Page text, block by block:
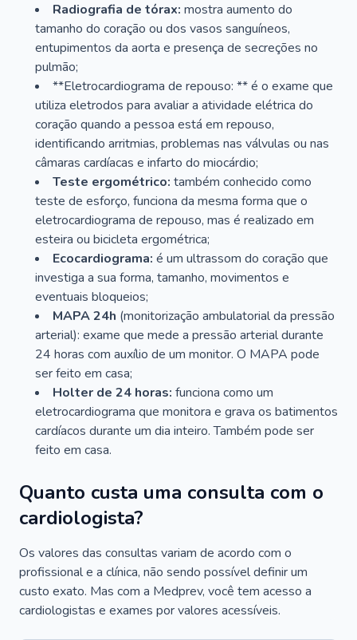
Radiografia de tórax: mostra aumento do
tamanho do coração ou dos vasos sanguíneos,
entupimentos da aorta e presença de secreções no
pulmão;
**Eletrocardiograma de repouso: ** é o exame que
utiliza eletrodos para avaliar a atividade elétrica do
coração quando a pessoa está em repouso,
identificando arritmias, problemas nas válvulas ou nas
câmaras cardíacas e infarto do miocárdio;
Teste ergométrico: também conhecido como
teste de esforço, funciona da mesma forma que o
eletrocardiograma de repouso, mas é realizado em
esteira ou bicicleta ergométrica;
Ecocardiograma: é um ultrassom do coração que
investiga a sua forma, tamanho, movimentos e
eventuais bloqueios;
MAPA 24h (monitorização ambulatorial da pressão
arterial): exame que mede a pressão arterial durante
24 horas com auxílio de um monitor. O MAPA pode
ser feito em casa;
Holter de 24 horas: funciona como um
eletrocardiograma que monitora e grava os batimentos
cardíacos durante um dia inteiro. Também pode ser
feito em casa.
Quanto custa uma consulta com o
cardiologista?
Os valores das consultas variam de acordo com o
profissional e a clínica, não sendo possível definir um
custo exato. Mas com a Medprev, você tem acesso a
cardiologistas e exames por valores acessíveis.